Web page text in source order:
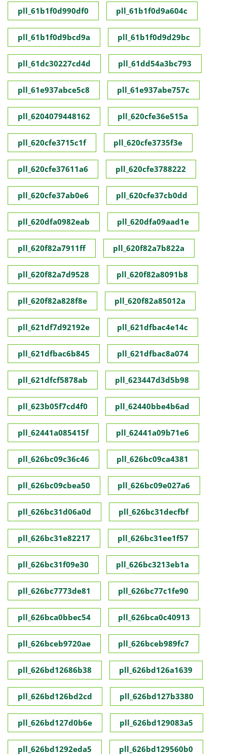
pll_61b1f0d990df0 pll_61b1f0d9a604c
pll_61b1f0d9bcd9a pll_61b1f0d9d29bc
pll_61dc30227cd4d pll_61dd54a3bc793
pll_61e937abce5c8 pll_61e937abe757c
pll_6204079448162 pll_620cfe36e515a
pll_620cfe3715c1f pll_620cfe3735f3e
pll_620cfe37611a6 pll_620cfe3788222
pll_620cfe37ab0e6 pll_620cfe37cb0dd
pll_620dfa0982eab pll_620dfa09aad1e
pll_620f82a7911ff pll_620f82a7b822a
pll_620f82a7d9528 pll_620f82a8091b8
pll_620f82a828f8e pll_620f82a85012a
pll_621df7d92192e pll_621dfbac4e14c
pll_621dfbac6b845 pll_621dfbac8a074
pll_621dfcf5878ab pll_623447d3d5b98
pll_623b05f7cd4f0 pll_62440bbe4b6ad
pll_62441a085415f pll_62441a09b71e6
pll_626bc09c36c46 pll_626bc09ca4381
pll_626bc09cbea50 pll_626bc09e027a6
pll_626bc31d06a0d pll_626bc31decfbf
pll_626bc31e82217 pll_626bc31ee1f57
pll_626bc31f09e30 pll_626bc3213eb1a
pll_626bc7773de81 pll_626bc77c1fe90
pll_626bca0bbec54 pll_626bca0c40913
pll_626bceb9720ae pll_626bceb989fc7
pll_626bd12686b38 pll_626bd126a1639
pll_626bd126bd2cd pll_626bd127b3380
pll_626bd127d0b6e pll_626bd129083a5
pll_626bd1292eda5 pll_626bd129560b0